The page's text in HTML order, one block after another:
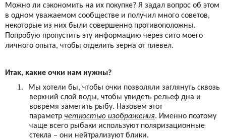
Можно ли сэкономить на их покупке? Я задал вопрос об этом
в одном уважаемом сообществе и получил много советов,
некоторые из них были совершенно противоположны.
Попробую пропустить эту информацию через сито моего
личного опыта, чтобы отделить зерна от плевел.
Итак, какие очки нам нужны?
1.
Мы хотели бы, чтобы очки позволяли заглянуть сквозь
верхний слой воды, чтобы увидеть рельеф дна и
вовремя заметить рыбу. Назовем этот
параметр четкостью изображения. Именно поэтому
чаще всего рыбаки используют поляризационные
стекла – они нейтрализуют блики.